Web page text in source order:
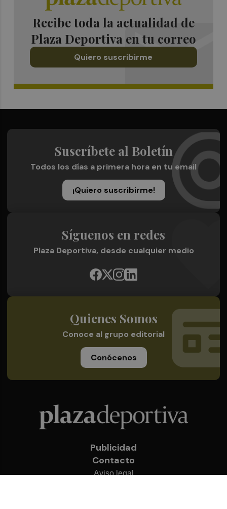
Recibe toda la actualidad de
Plaza Deportiva en tu correo
Quiero suscribirme
Suscríbete al Boletín
Todos los días a primera hora en tu email
¡Quiero suscribirme!
Síguenos en redes
Plaza Deportiva, desde cualquier medio
Quienes Somos
Conoce al grupo editorial
Conócenos
Publicidad
Contacto
Aviso legal